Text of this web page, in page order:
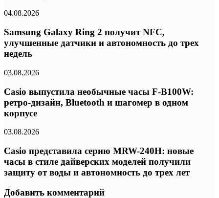
04.08.2026
Samsung Galaxy Ring 2 получит NFC,
улучшенные датчики и автономность до трех
недель
03.08.2026
Casio выпустила необычные часы F-B100W:
ретро-дизайн, Bluetooth и шагомер в одном
корпусе
03.08.2026
Casio представила серию MRW-240H: новые
часы в стиле дайверских моделей получили
защиту от воды и автономность до трех лет
Добавить комментарий